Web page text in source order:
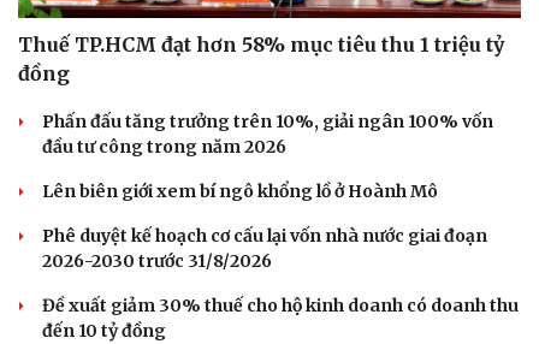
Thuế TP.HCM đạt hơn 58% mục tiêu thu 1 triệu tỷ
đồng
Phấn đấu tăng trưởng trên 10%, giải ngân 100% vốn
đầu tư công trong năm 2026
Lên biên giới xem bí ngô khổng lồ ở Hoành Mô
Phê duyệt kế hoạch cơ cấu lại vốn nhà nước giai đoạn
2026-2030 trước 31/8/2026
Đề xuất giảm 30% thuế cho hộ kinh doanh có doanh thu
đến 10 tỷ đồng